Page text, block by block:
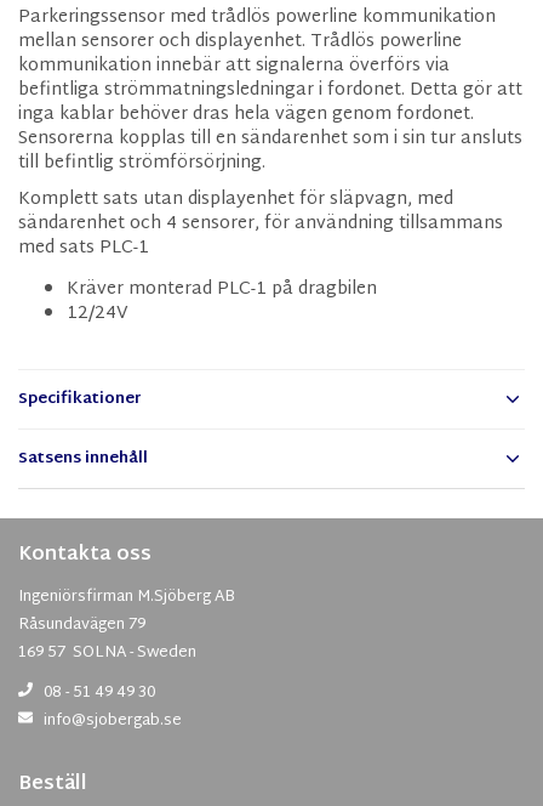
Specifikationer
Satsens innehåll
Parkeringssensor med trådlös powerline kommunikation
mellan sensorer och displayenhet. Trådlös powerline
kommunikation innebär att signalerna överförs via
befintliga strömmatningsledningar i fordonet. Detta gör att
inga kablar behöver dras hela vägen genom fordonet.
Sensorerna kopplas till en sändarenhet som i sin tur ansluts
till befintlig strömförsörjning.
Komplett sats utan displayenhet för släpvagn, med
sändarenhet och 4 sensorer, för användning tillsammans
med sats PLC-1
Kräver monterad PLC-1 på dragbilen
12/24V
Kontakta oss
Ingeniörsfirman M.Sjöberg AB
Råsundavägen 79
169 57 SOLNA - Sweden
08 - 51 49 49 30
info@sjobergab.se
Beställ